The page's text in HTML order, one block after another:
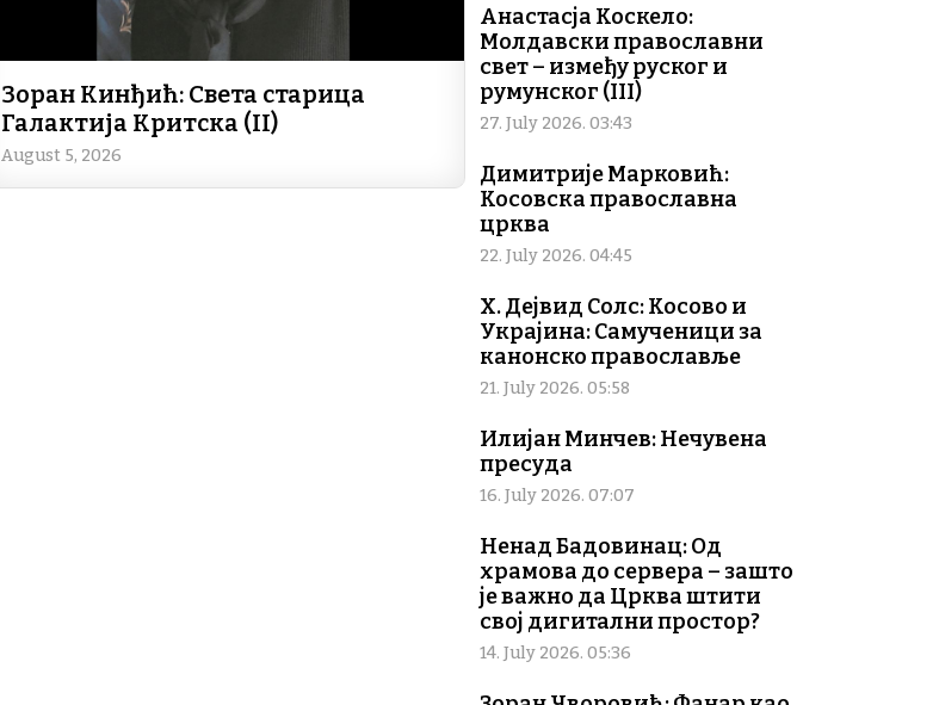
Зоран Кинђић: Света старица
Галактија Критска (II)
August 5, 2026
Анастасја Коскело:
Молдавски православни
свет – између руског и
румунског (III)
27. July 2026. 03:43
Димитрије Марковић:
Косовска православна
црква
22. July 2026. 04:45
Х. Дејвид Солс: Косово и
Украјина: Самученици за
канонско православље
21. July 2026. 05:58
Илијан Минчев: Нечувена
пресуда
16. July 2026. 07:07
Ненад Бадовинац: Од
храмова до сервера – зашто
је важно да Црква штити
свој дигитални простор?
14. July 2026. 05:36